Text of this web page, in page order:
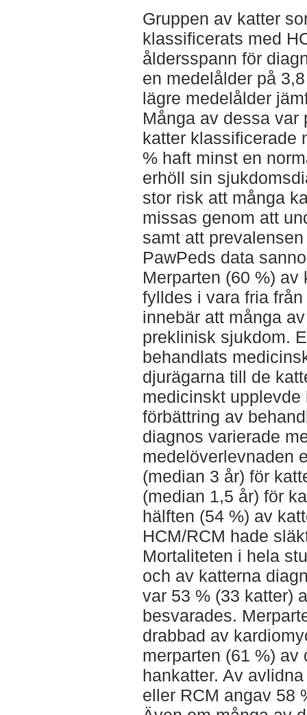
Gruppen av katter
klassificerats med
åldersspann för
en medelålder på
lägre medelålder
Många av dessa
katter klassificerade
% haft minst en
erhöll sin
stor risk att många
missas genom att
samt att
PawPeds data
Merparten (60 %)
fylldes i vara fria
innebär att många
preklinisk sjukdom.
behandlats
djurägarna till de
medicinskt
förbättring av
diagnos varierade
medelöverlevnaden
(median 3 år) för
(median 1,5 år) för
hälften (54 %) av
HCM/RCM hade
Mortaliteten i hela
och av katterna
var 53 % (33 katter)
besvarades.
drabbad av
merparten (61 %)
hankatter. Av
eller RCM angav 58